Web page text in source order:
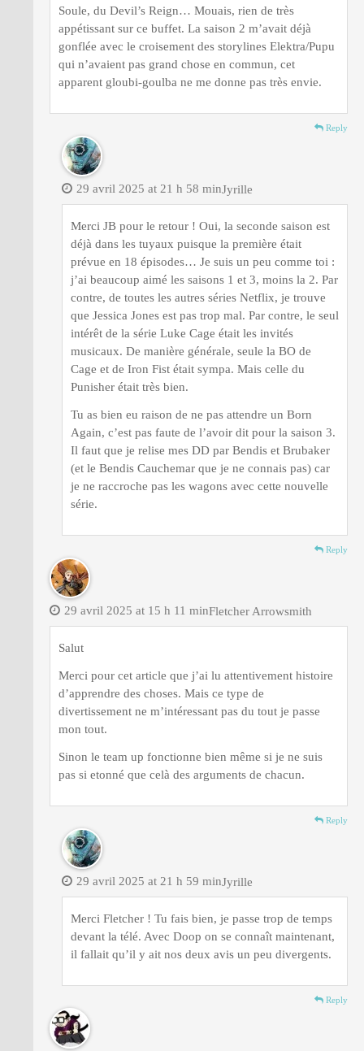
Soule, du Devil’s Reign… Mouais, rien de très
appétissant sur ce buffet. La saison 2 m’avait déjà
gonflée avec le croisement des storylines Elektra/Pupu
qui n’avaient pas grand chose en commun, cet
apparent gloubi-goulba ne me donne pas très envie.
Reply
Jyrille
29 avril 2025 at 21 h 58 min
Merci JB pour le retour ! Oui, la seconde saison est
déjà dans les tuyaux puisque la première était
prévue en 18 épisodes… Je suis un peu comme toi :
j’ai beaucoup aimé les saisons 1 et 3, moins la 2. Par
contre, de toutes les autres séries Netflix, je trouve
que Jessica Jones est pas trop mal. Par contre, le seul
intérêt de la série Luke Cage était les invités
musicaux. De manière générale, seule la BO de
Cage et de Iron Fist était sympa. Mais celle du
Punisher était très bien.
Tu as bien eu raison de ne pas attendre un Born
Again, c’est pas faute de l’avoir dit pour la saison 3.
Il faut que je relise mes DD par Bendis et Brubaker
(et le Bendis Cauchemar que je ne connais pas) car
je ne raccroche pas les wagons avec cette nouvelle
série.
Reply
Fletcher Arrowsmith
29 avril 2025 at 15 h 11 min
Salut
Merci pour cet article que j’ai lu attentivement histoire
d’apprendre des choses. Mais ce type de
divertissement ne m’intéressant pas du tout je passe
mon tout.
Sinon le team up fonctionne bien même si je ne suis
pas si etonné que celà des arguments de chacun.
Reply
Jyrille
29 avril 2025 at 21 h 59 min
Merci Fletcher ! Tu fais bien, je passe trop de temps
devant la télé. Avec Doop on se connaît maintenant,
il fallait qu’il y ait nos deux avis un peu divergents.
Reply